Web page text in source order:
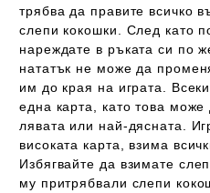
трябва да правите всичко
слепи кокошки. След като
нареждате в ръката си по
нататък не може да
им до края на играта.
една карта, като това
лявата или най-дясната.
високата карта, взима
Избягвайте да взимате
му притрябвали слепи